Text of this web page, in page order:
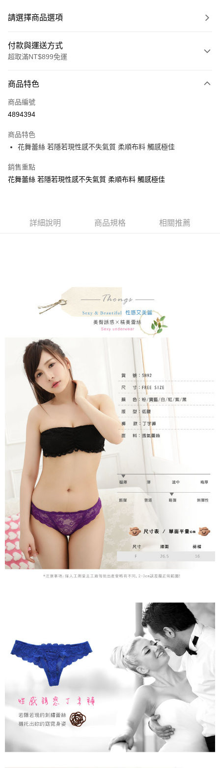
請選擇商品選項
付款與運送方式
超取滿NT$899免運
信用卡一次付款
超商取貨付款
Apple Pay
街口支付
悠遊付
【關於「AFTEE先享後付」】
１．於結帳方式選擇「AFTEE先享後付」後，將跳轉至「AFTEE先享後付」
結帳頁面，進行簡訊認證並確認金額後，即可完成結帳。
２．訂單成立數日內，您將收到繳費通知簡訊。
３．收到繳費通知簡訊後14天內，點擊此簡訊中的連結，可透過四大超商／
ATM／網路銀行／等多元方式進行付款，方視為交易完成。
※ 請注意：結帳手續完成當下不需立刻繳費，但若您需要取消訂單，請聯絡
購買商品的店家。未經商家同意取消之訂單仍視為有效，需透過AFTEE先享
後付繳納相關費用。
※ 交易是否成功請以「AFTEE先享後付 」之結帳頁面顯示為準，若有關於
是否繳費成功／繳費後需取消欲退款等相關疑問，請聯繫「AFTEE先享後付
客戶支援中心」https://netprotections.freshdesk.com/support/home
【注意事項】
１．透過由恩沛科技股份有限公司提供之「AFTEE先享後付」服務完成之交
易，需依本服務之必要範圍內提供個人資料，並將交易相關給付款項請求債
權轉讓予恩沛科技股份有限公司。
２．關於個人資料處理事宜，請瀏覽以下網址：
https://aftee.tw/terms/#terms3
３．未成年的使用者請事先徵得法定代理人或監護人之同意方可使用
「AFTEE先享後付」，若未經同意申辦者引起之損失，本公司不負相關責
任。
４．使用「AFTEE先享後付」時，將依據個別帳號之用戶狀況，依本公司即
時審查核予不同之上限額度；若仍有額度不足之情形，本公司將視審查結果
請求用戶進行身份認證。
５．嚴禁一人註冊多個帳號或使用他人資訊註冊。若發現惡意使用之情形，
恩沛科技股份有限公司將有權停止該用戶之使用額度並採取法律行動。
付款後全家取貨
每筆NT$80，滿NT$899(含以上)免運費
每筆NT$80，滿NT$899(含以上)免運費
付款後7-11取貨
每筆NT$80，滿NT$899(含以上)免運費
黑貓宅急便
每筆NT$80，滿NT$899(含以上)免運費
商品特色
商品編號
4894394
商品特色
花舞蕾絲 若隱若現性感不失氣質 柔順布料 觸感極佳
銷售重點
花舞蕾絲 若隱若現性感不失氣質 柔順布料 觸感極佳
詳細說明 商品規格 相關推薦